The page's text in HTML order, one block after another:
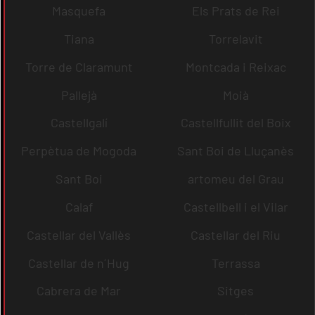
Masquefa
Els Prats de Rei
Tiana
Torrelavit
Torre de Claramunt
Montcada i Reixac
Pallejà
Moià
Castellgalí
Castellfullit del Boix
Perpètua de Mogoda
Sant Boi de Lluçanès
Sant Boi
artomeu del Grau
Calaf
Castellbell i el Vilar
Castellar del Vallès
Castellar del Riu
Castellar de n´Hug
Terrassa
Cabrera de Mar
Sitges